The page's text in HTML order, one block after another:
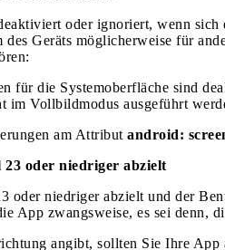
oder ignoriert, wenn
Geräts möglicherweise für
für die Systemoberfläche sind
im Vollbildmodus ausgeführt
am Attribut android:
oder niedriger abzielt
oder niedriger abzielt und der
App zwangsweise, es sei denn,
angibt, sollten Sie Ihre